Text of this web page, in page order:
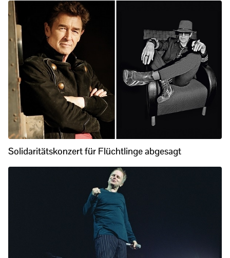
Solidaritätskonzert für Flüchtlinge abgesagt